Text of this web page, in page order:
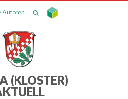
Autoren
(KLOSTER)